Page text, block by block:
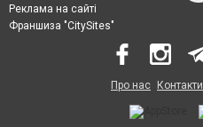
Реклама на сайті
Франшиза "CitySites"
Про нас Контакти